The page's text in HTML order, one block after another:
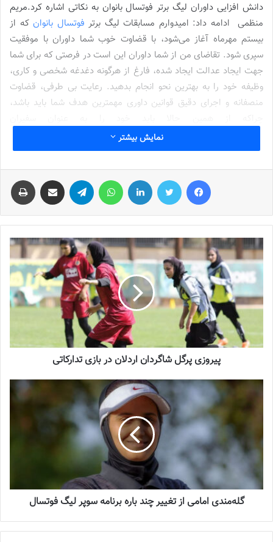
دانش افزایی داوران لیگ برتر فوتسال بانوان به نکاتی اشاره کرد.مریم
منظمی ادامه داد: امیدوارم مسابقات لیگ برتر فوتسال بانوان که از
بیستم مهرماه آغاز می‌شود، با قضاوت خوب شما داوران با موفقیت
سپری شود. تقاضای من از شما داوران این است در فرصتی که برای شما
جهت ایجاد عدالت ایجاد شده، فارغ از هرگونه دغدغه شخصی و کاری،
وظیفه خود را به بهترین نحو انجام بدهید. رعایت بی طرفی، قضاوت
منصفانه و اجرای دقیق قوانین داوری مهمترین هدف شما باید باشد،
کشورمان در مسابقات بین المللی آماده کنید.
پیروزی پرگل شاگردان اردلان در بازی تدارکاتی
نوشته های مشابه
چالش هاى ليست جدید تيم ملى فوتبال
زنان
2023-06-14
تازه‌ترین خبرها از درمان ۲ ملی‌پوش فوتبال
زنان
2023-12-24
دعوت آزمون از 30 بازیکن به اردوی تیم ملی
2023-03-21
آینده درخشانی در انتظار فوتبال بانوان است
2022-12-10
تیم فوتبال بانوان سپاهان که مدتی است با ترکیب جدید و بسیار جوان
تمرینات خود را زیر نظر نیلوفر اردلان سرمربی جدید خود آغاز کرده است،
در دیداری تدارکاتی به مصاف تیم زاگرس که به تازگی امتیاز حضور در
دسته یک را گرفته است، رفت و این تیم را شکست داد.
نمایش بیشتر
پیروزی پرگل شاگردان اردلان در بازی تدارکاتی
گله‌مندی امامی از تغییر چند باره برنامه سوپر لیگ فوتسال